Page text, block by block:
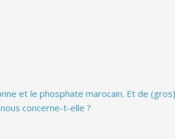
et le phosphate marocain. Et de
concerne-t-elle ?